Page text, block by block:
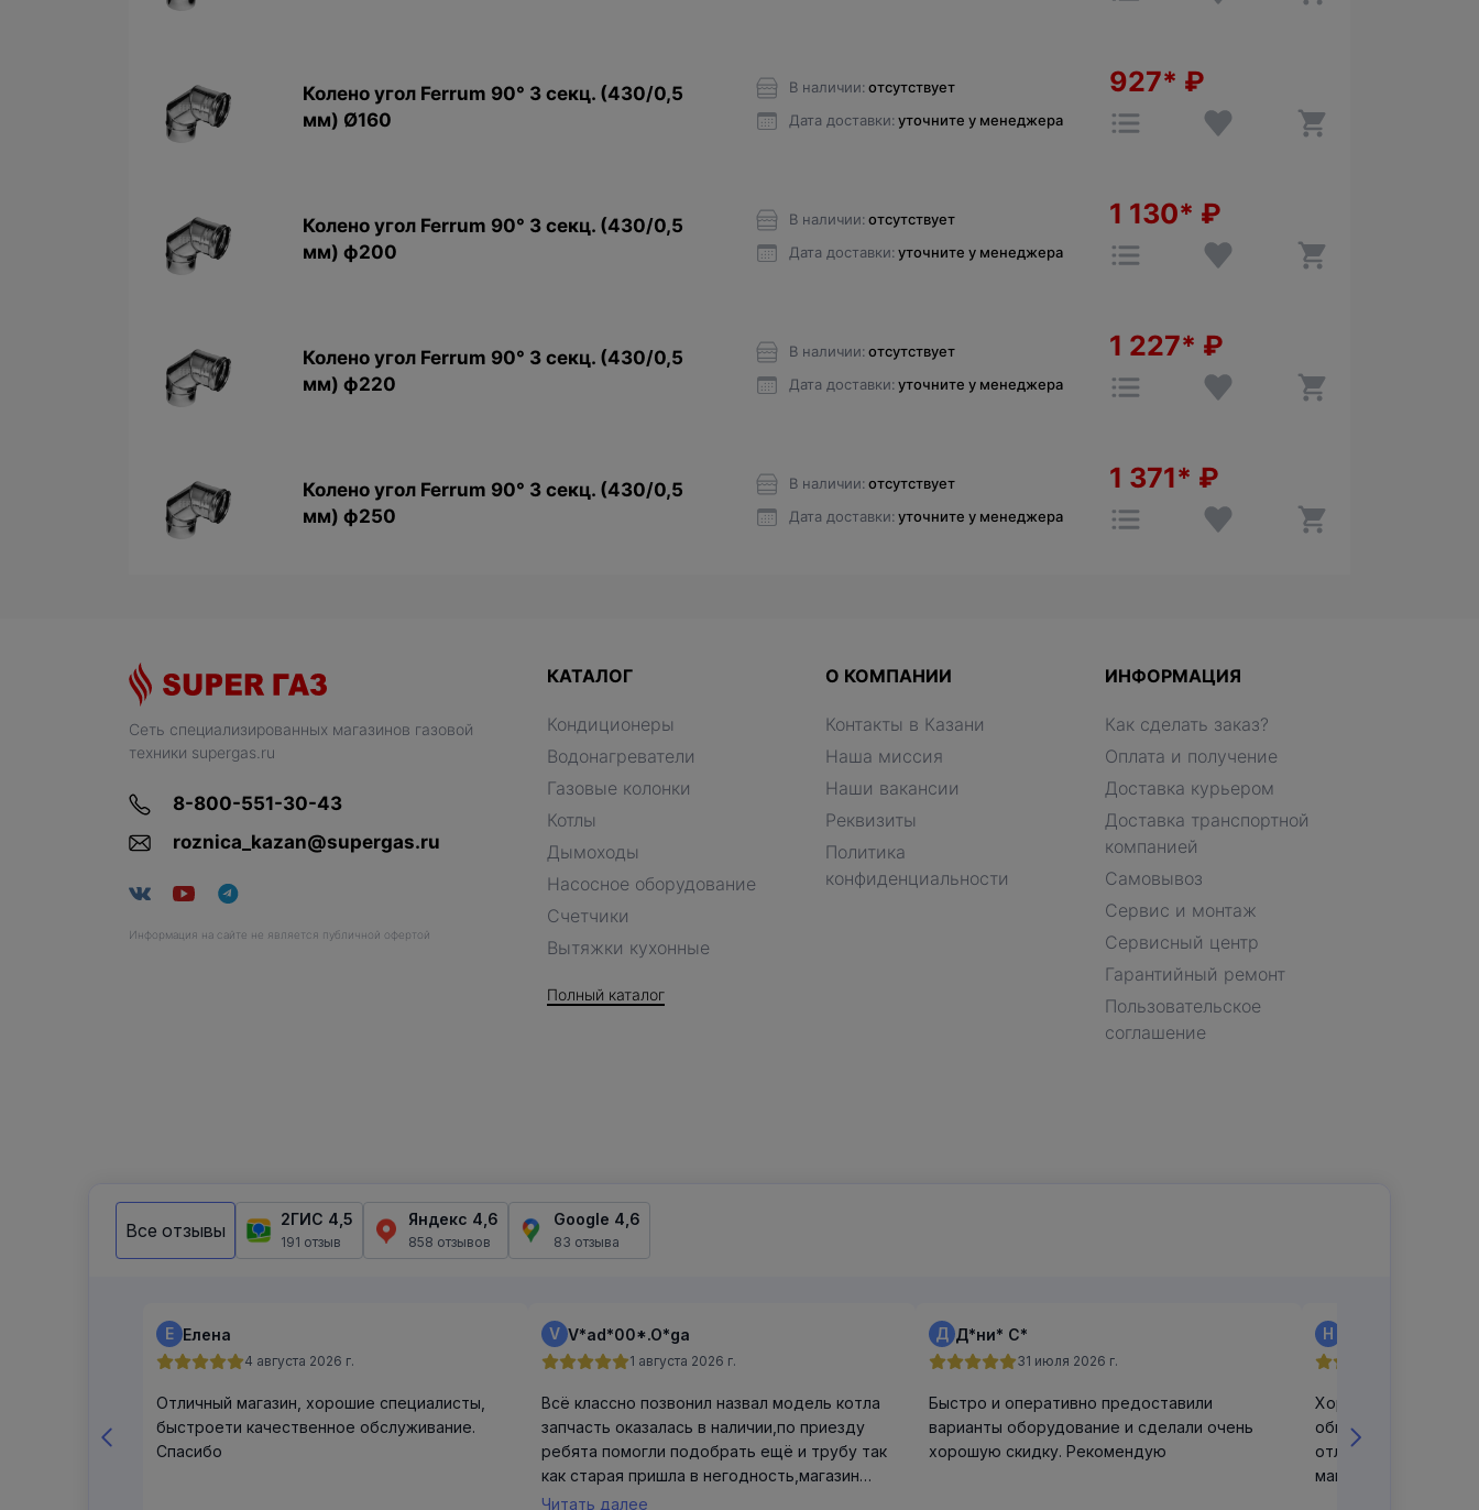
Колено угол Ferrum 90° 3 секц. (430/0,5
мм) Ø160
В наличии: отсутствует
Дата доставки: уточните у менеджера
927* ₽
Колено угол Ferrum 90° 3 секц. (430/0,5
мм) ф200
В наличии: отсутствует
Дата доставки: уточните у менеджера
1 130* ₽
Колено угол Ferrum 90° 3 секц. (430/0,5
мм) ф220
В наличии: отсутствует
Дата доставки: уточните у менеджера
1 227* ₽
Колено угол Ferrum 90° 3 секц. (430/0,5
мм) ф250
В наличии: отсутствует
Дата доставки: уточните у менеджера
1 371* ₽
Сеть специализированных магазинов газовой
техники supergas.ru
8-800-551-30-43
roznica_kazan@supergas.ru
Информация на сайте не является публичной офертой
КАТАЛОГ
Кондиционеры
Водонагреватели
Газовые колонки
Котлы
Дымоходы
Насосное оборудование
Счетчики
Вытяжки кухонные
Полный каталог
О КОМПАНИИ
Контакты в Казани
Наша миссия
Наши вакансии
Реквизиты
Политика
конфиденциальности
ИНФОРМАЦИЯ
Как сделать заказ?
Оплата и получение
Доставка курьером
Доставка транспортной
компанией
Самовывоз
Сервис и монтаж
Сервисный центр
Гарантийный ремонт
Пользовательское
соглашение